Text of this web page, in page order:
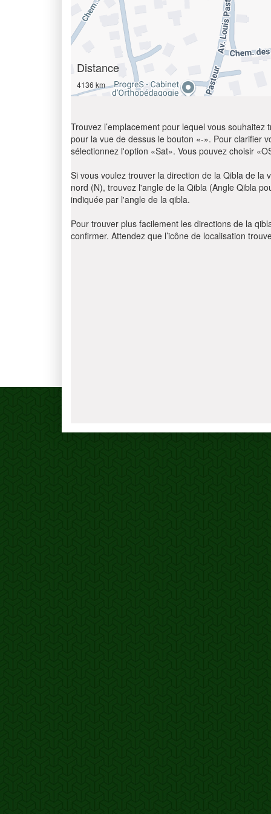
Distance
4136 km
Trouvez l’emplacement pour lequel vous
pour la vue de dessus le bouton «-». Pour clarifier
sélectionnez l'option «Sat». Vous pouvez choisir
Si vous voulez trouver la direction de la Qibla de la
nord (N), trouvez l'angle de la Qibla (Angle Qibla
indiquée par l'angle de la qibla.
Pour trouver plus facilement les directions de la
confirmer. Attendez que l’icône de localisation